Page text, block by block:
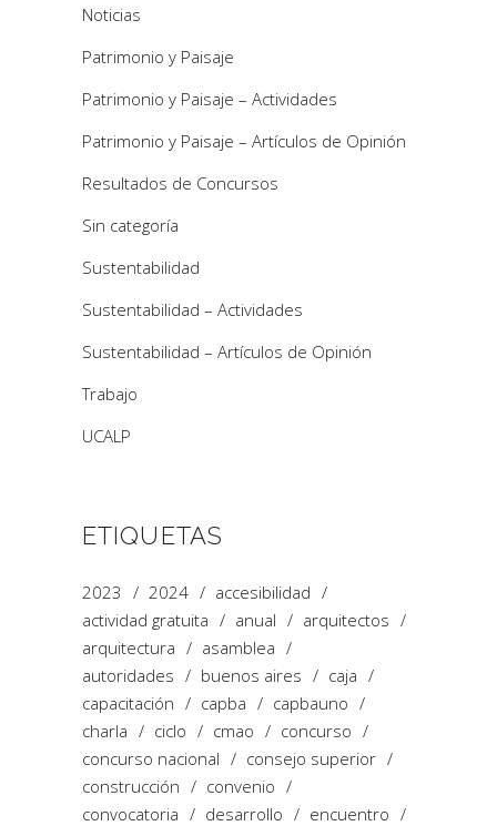
Noticias
Patrimonio y Paisaje
Patrimonio y Paisaje – Actividades
Patrimonio y Paisaje – Artículos de Opinión
Resultados de Concursos
Sin categoría
Sustentabilidad
Sustentabilidad – Actividades
Sustentabilidad – Artículos de Opinión
Trabajo
UCALP
ETIQUETAS
2023 2024
accesibilidad
actividad gratuita
anual
arquitectos
arquitectura
asamblea
autoridades
buenos aires
caja
capacitación
capba
capbauno
charla
ciclo cmao
concurso
concurso nacional
consejo superior
construcción
convenio
convocatoria
desarrollo
encuentro